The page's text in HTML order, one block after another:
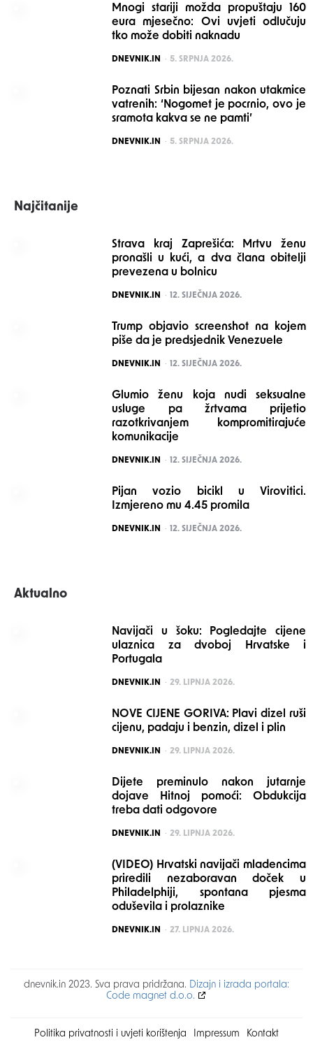
Mnogi stariji možda propuštaju 160
eura mjesečno: Ovi uvjeti odlučuju
tko može dobiti naknadu
POSTED
DNEVNIK.IN 5. SRPNJA 2026.
Poznati Srbin bijesan nakon utakmice
vatrenih: ‘Nogomet je pocrnio, ovo je
sramota kakva se ne pamti’
POSTED
DNEVNIK.IN 5. SRPNJA 2026.
Najčitanije
Strava kraj Zaprešića: Mrtvu ženu
pronašli u kući, a dva člana obitelji
prevezena u bolnicu
POSTED
DNEVNIK.IN 12. SIJEČNJA 2026.
Trump objavio screenshot na kojem
piše da je predsjednik Venezuele
POSTED
DNEVNIK.IN 12. SIJEČNJA 2026.
Glumio ženu koja nudi seksualne
usluge pa žrtvama prijetio
razotkrivanjem kompromitirajuće
komunikacije
POSTED
DNEVNIK.IN 12. SIJEČNJA 2026.
Pijan vozio bicikl u Virovitici.
Izmjereno mu 4.45 promila
POSTED
DNEVNIK.IN 12. SIJEČNJA 2026.
Aktualno
Navijači u šoku: Pogledajte cijene
ulaznica za dvoboj Hrvatske i
Portugala
POSTED
DNEVNIK.IN 29. LIPNJA 2026.
NOVE CIJENE GORIVA: Plavi dizel ruši
cijenu, padaju i benzin, dizel i plin
POSTED
DNEVNIK.IN 29. LIPNJA 2026.
Dijete preminulo nakon jutarnje
dojave Hitnoj pomoći: Obdukcija
treba dati odgovore
POSTED
DNEVNIK.IN 29. LIPNJA 2026.
(VIDEO) Hrvatski navijači mladencima
priredili nezaboravan doček u
Philadelphiji, spontana pjesma
oduševila i prolaznike
POSTED
DNEVNIK.IN 27. LIPNJA 2026.
dnevnik.in 2023. Sva prava pridržana. Dizajn i izrada portala:
Code magnet d.o.o.
Politika privatnosti i uvjeti korištenja Impressum Kontakt